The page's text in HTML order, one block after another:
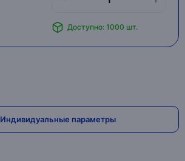
Доступно: 1000 шт.
Индивидуальные параметры